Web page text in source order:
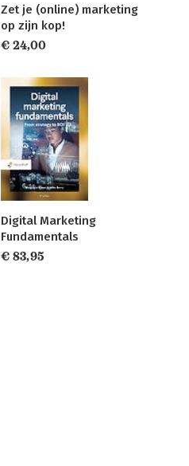
Zet je (online) marketing
op zijn kop!
€ 24,00
Digital Marketing
Fundamentals
€ 83,95